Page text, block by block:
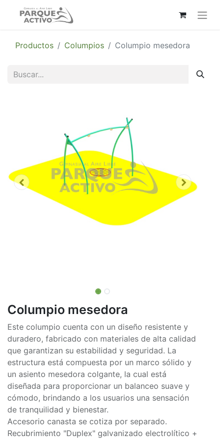
Productos Columpios Columpio mesedora
Columpio mesedora
Este columpio cuenta con un diseño resistente y
duradero, fabricado con materiales de alta calidad
que garantizan su estabilidad y seguridad. La
estructura está compuesta por un marco sólido y
un asiento mesedora colgante, la cual está
diseñada para proporcionar un balanceo suave y
cómodo, brindando a los usuarios una sensación
de tranquilidad y bienestar.
Accesorio canasta se cotiza por separado.
Recubrimiento "Duplex" galvanizado electrolítico +